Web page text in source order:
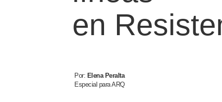
en
Por: Elena Peralta
Especial para ARQ